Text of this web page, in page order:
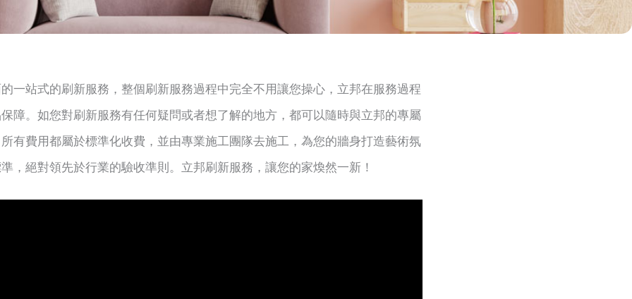
一站式的刷新服務，整個刷新服務過程中完全不用讓您操心，立邦在服務過程
障。如您對刷新服務有任何疑問或者想了解的地方，都可以隨時與立邦的專屬
有費用都屬於標準化收費，並由專業施工團隊去施工，為您的牆身打造藝術氛
，絕對領先於行業的驗收準則。立邦刷新服務，讓您的家煥然一新！